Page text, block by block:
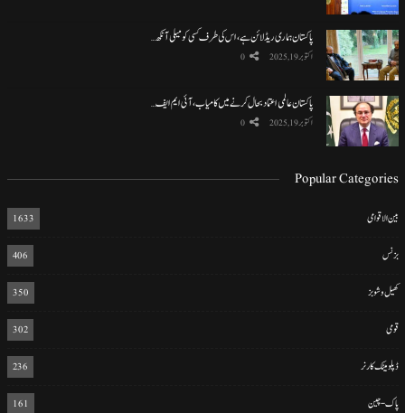
پاکستان ہماری ریڈ لائن ہے، اس کی طرف کسی کو میلی آنکھ…
اکتوبر 19, 2025 0
پاکستان عالمی اعتماد بحال کرنے میں کامیاب، آئی ایم ایف…
اکتوبر 19, 2025 0
Popular Categories
بین الاقوامی 1633
بزنس 406
کھیل و شوبز 350
قومی 302
ڈپلومیٹک کارنر 236
پاک-چین 161